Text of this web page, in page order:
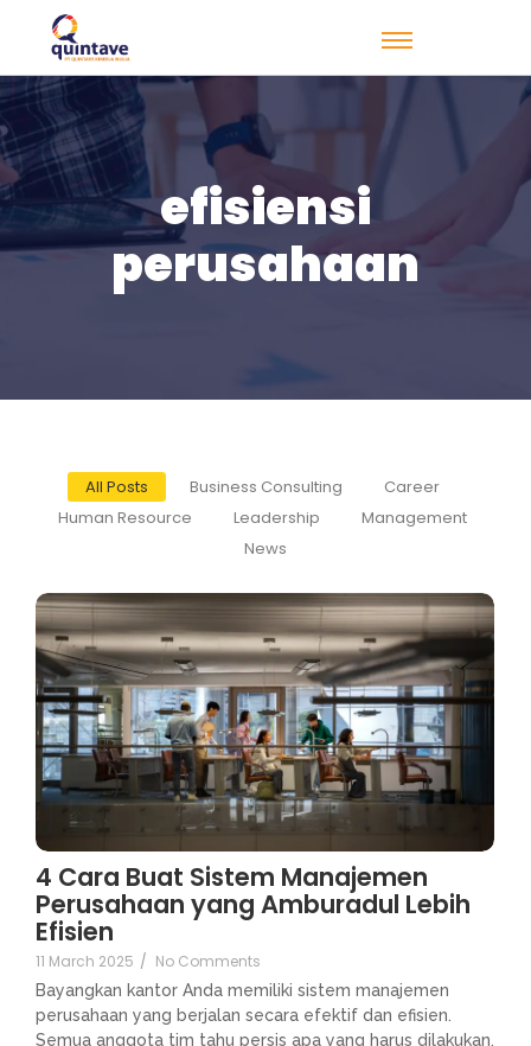
efisiensi
perusahaan
All Posts Business Consulting
Career
Human Resource
Leadership
Management
News
4 Cara Buat Sistem Manajemen
Perusahaan yang Amburadul Lebih
Efisien
11 March 2025 / No Comments
Bayangkan kantor Anda memiliki sistem manajemen
perusahaan yang berjalan secara efektif dan efisien.
Semua anggota tim tahu persis apa yang harus dilakukan,